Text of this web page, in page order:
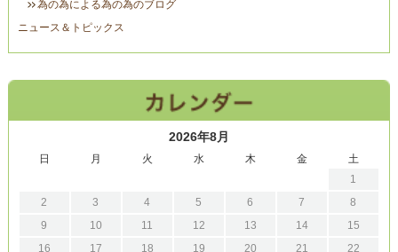
為の為による為の為のブログ
ニュース＆トピックス
2026年8月
日 月 火 水 木 金
土
1
2
3 4 5 6 7
8
9
10 11 12 13 14
15
16
17 18 19 20 21
22